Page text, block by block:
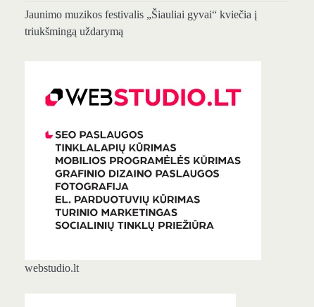
Jaunimo muzikos festivalis „Šiauliai gyvai“ kviečia į
triukšmingą uždarymą
webstudio.lt